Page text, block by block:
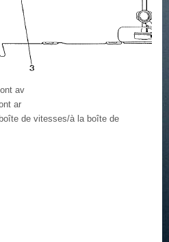
av
ar
de vitesses/à la boîte de